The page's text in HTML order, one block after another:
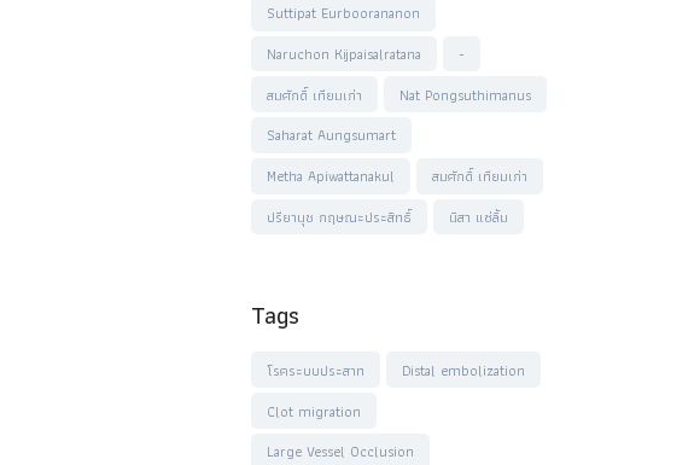
Suttipat Eurboorananon
Naruchon Kijpaisalratana
-
สมศักดิ์ เทียมเก่า
Nat Pongsuthimanus
Saharat Aungsumart
Metha Apiwattanakul
สมศักดิ์ เทียมเก่า
ปรียานุช กฤษณะประสิทธิ์
นิสา แซ่ลิ้ม
Tags
โรคระบบประสาท
Distal embolization
Clot migration
Large Vessel Occlusion